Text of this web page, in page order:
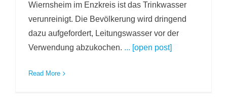
Wiernsheim im Enzkreis ist das Trinkwasser
verunreinigt. Die Bevölkerung wird dringend
dazu aufgefordert, Leitungswasser vor der
Verwendung abzukochen. ... [open post]
Read More